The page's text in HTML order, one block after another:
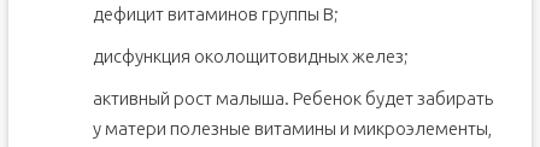
дефицит витаминов группы B;
дисфункция околощитовидных желез;
активный рост малыша. Ребенок будет забирать
у матери полезные витамины и микроэлементы,